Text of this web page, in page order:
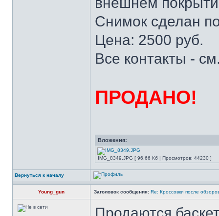
Снимок сделан
Цена: 2500 руб.
Все контакты -
ПРОДАНО!
Вложения:
IMG_8349.JPG [ 96.66 Кб | Просмотров: 44230 ]
Вернуться к началу
Young_gun Заголовок сообщения: Re: Кроссовки после